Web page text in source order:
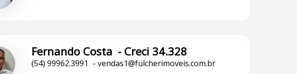
Fernando Costa - Creci 34.328
(54) 99962.3991 - vendas1@fulcherimoveis.com.br